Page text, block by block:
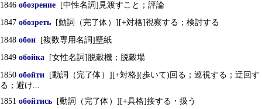
1846 обозрение [中性名詞]見渡すこと；評論
1847 обозреть [動詞（完了体）][+対格]視察する；検討する
1848 обои [複数専用名詞]壁紙
1849 обойка [女性名詞]脱穀機；脱穀場
1850 обойти [動詞（完了体）][+対格](歩いて)回る；巡視する；迂回す
る；避け...
1851 обойтись [動詞（完了体）][+具格]接する・扱う